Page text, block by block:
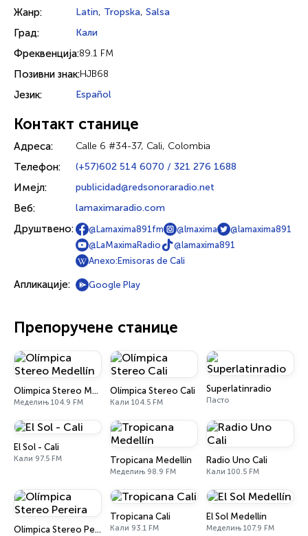
Жанр: Latin, Tropska, Salsa
Град: Кали
Фреквенција:89.1 FM
Позивни знак:HJB68
Језик: Español
Контакт станице
Адреса: Calle 6 #34-37, Cali, Colombia
Телефон: (+57)602 514 6070 / 321 276 1688
Имејл: publicidad@redsonoraradio.net
Веб: lamaximaradio.com
Друштвено: @Lamaxima891fm @lmaxima
@lamaxima891
@LaMaximaRadio
@lamaxima891
Anexo:Emisoras de Cali
Апликације: Google Play
Препоручене станице
Olímpica Stereo Medellín
Меделињ 104.9 FM
Olímpica Stereo Cali
Кали 104.5 FM
Superlatinradio
Пасто
El Sol - Cali
Кали 97.5 FM Tropicana Medellín
Меделињ 98.9 FM
Radio Uno Cali
Кали 100.5 FM
Olímpica Stereo Pereira
Tropicana Cali
Кали 93.1 FM
El Sol Medellín
Меделињ 107.9 FM